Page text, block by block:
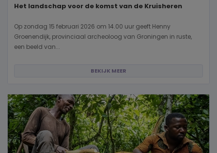
Het landschap voor de komst van de Kruisheren
Op zondag 15 februari 2026 om 14.00 uur geeft Henny
Groenendijk, provinciaal archeoloog van Groningen in ruste,
een beeld van...
BEKIJK MEER